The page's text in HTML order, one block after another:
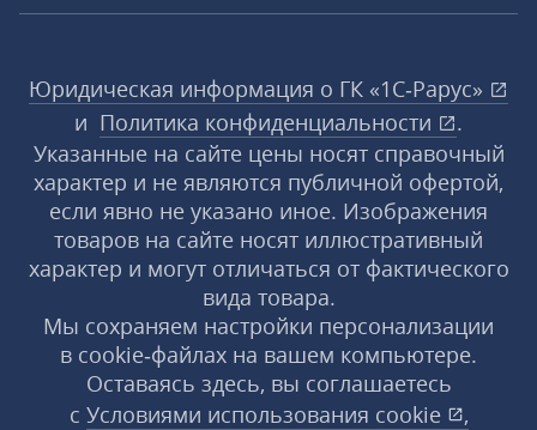
Юридическая информация о ГК «1С‑Рарус»
и Политика конфиденциальности
.
Указанные на сайте цены носят справочный
характер и не являются публичной офертой,
если явно не указано иное. Изображения
товаров на сайте носят иллюстративный
характер и могут отличаться от фактического
вида товара.
Мы сохраняем настройки персонализации
в cookie‑файлах на вашем компьютере.
Оставаясь здесь, вы соглашаетесь
с Условиями использования cookie
,